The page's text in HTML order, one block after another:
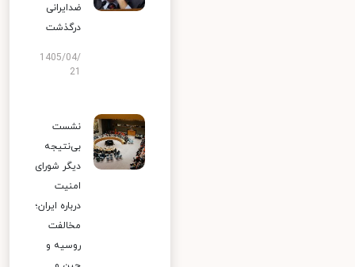
ضدایرانی
درگذشت
1405/04/
نشست
بی‌نتیجه
دیگر شورای
امنیت
درباره ایران؛
مخالفت
روسیه و